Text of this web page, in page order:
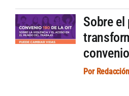
Sobre el
Por Redacción